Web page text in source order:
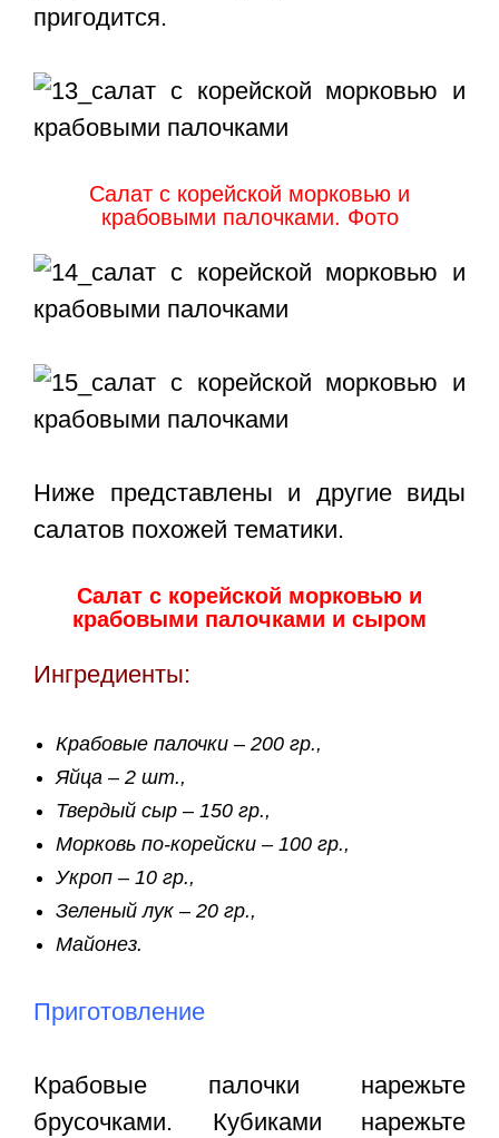
пригодится.
Салат с корейской морковью и
крабовыми палочками. Фото
Ниже представлены и другие виды
салатов похожей тематики.
Салат с корейской морковью и
крабовыми палочками и сыром
Ингредиенты:
Крабовые палочки – 200 гр.,
Яйца – 2 шт.,
Твердый сыр – 150 гр.,
Морковь по-корейски – 100 гр.,
Укроп – 10 гр.,
Зеленый лук – 20 гр.,
Майонез.
Приготовление
Крабовые палочки нарежьте
брусочками. Кубиками нарежьте